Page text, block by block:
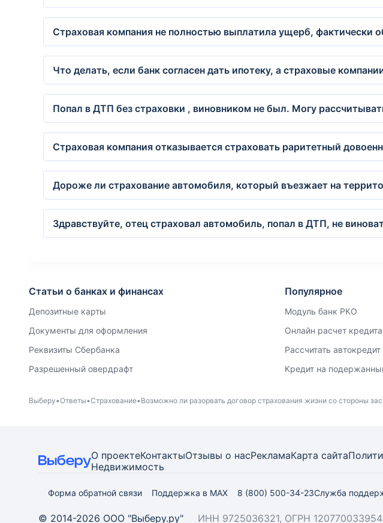
Страховая компания не полностью выплатила ущерб, фактически
Что делать, если банк согласен дать ипотеку, а страховые
Попал в ДТП без страховки , виновником не был. Могу
Страховая компания отказывается страховать раритетный
Дороже ли страхование автомобиля, который въезжает на
Здравствуйте, отец страховал автомобиль, попал в ДТП, не
Статьи о банках и финансах
Депозитные карты
Документы для оформления
Реквизиты Сбербанка
Разрешенный овердрафт
Популярное
Модуль банк РКО
Онлайн расчет
Рассчитать автокредит
Кредит на
Выберу Ответы Страхование Возможно ли разорвать договор страхования жизни со стороны
О проектеКонтактыОтзывы о насРекламаКарта сайта
Недвижимость
Форма обратной связи Поддержка в MAX 8 (800) 500-34-23Служба
© 2014-2026 ООО "Выберу.ру" ИНН 9725036321, ОГРН